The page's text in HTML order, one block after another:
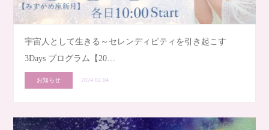
宇宙人として生きる～セレンディピティを引き起こす
3Days プログラム【20…
お知らせ 2024.02.04